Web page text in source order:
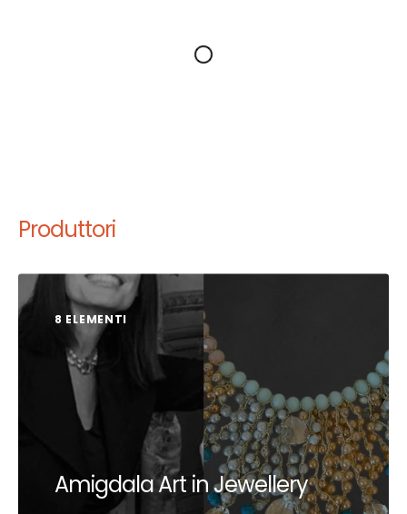
Produttori
8 ELEMENTI
Amigdala Art in Jewellery